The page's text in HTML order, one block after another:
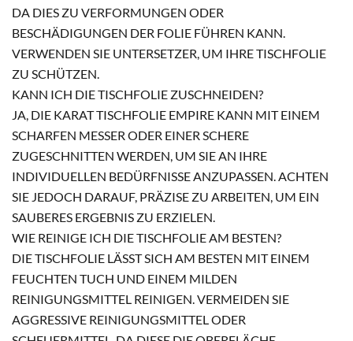
A DIES ZU VERFORMUNGEN ODER B
ESCHÄDIGUNGEN DER FOLIE FÜHREN KANN. V
ERWENDEN SIE UNTERSETZER, UM IHRE TISCHFOLIE Z
U SCHÜTZEN.
KANN ICH DIE TISCHFOLIE ZUSCHNEIDEN?
JA, DIE KARAT TISCHFOLIE EMPIRE KANN MIT EINEM
SCHARFEN MESSER ODER EINER SCHERE
ZUGESCHNITTEN WERDEN, UM SIE AN IHRE
INDIVIDUELLEN BEDÜRFNISSE ANZUPASSEN. ACHTEN
SIE JEDOCH DARAUF, PRÄZISE ZU ARBEITEN, UM EIN
SAUBERES ERGEBNIS ZU ERZIELEN.
WIE REINIGE ICH DIE TISCHFOLIE AM BESTEN?
DIE TISCHFOLIE LÄSST SICH AM BESTEN MIT EINEM
FEUCHTEN TUCH UND EINEM MILDEN
REINIGUNGSMITTEL REINIGEN. VERMEIDEN SIE
AGGRESSIVE REINIGUNGSMITTEL ODER